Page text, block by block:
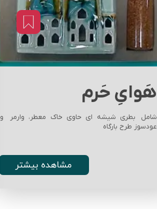
هَوایِ حَرم
شامل بطری شیشه ای حاوی خاک معطر، وارمر و
عودسوز طرح بارگاه
مشاهده بیشتر